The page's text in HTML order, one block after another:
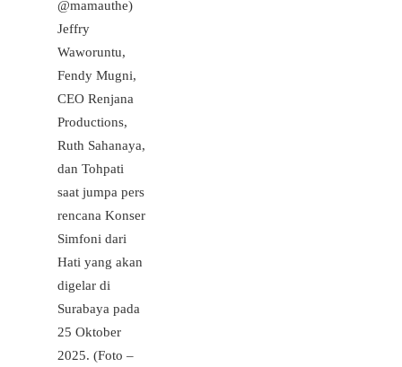
Jeffry
Waworuntu,
Fendy Mugni,
CEO Renjana
Productions,
Ruth Sahanaya,
dan Tohpati
saat jumpa pers
rencana Konser
Simfoni dari
Hati yang akan
digelar di
Surabaya pada
25 Oktober
2025. (Foto –